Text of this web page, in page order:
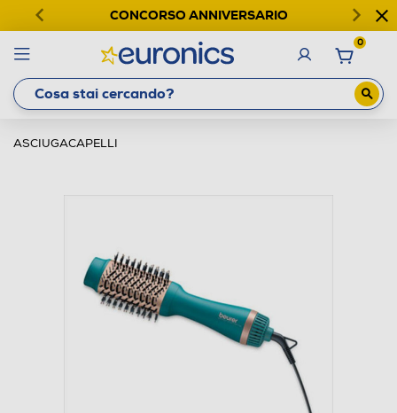
CONCORSO ANNIVERSARIO
0
ASCIUGACAPELLI